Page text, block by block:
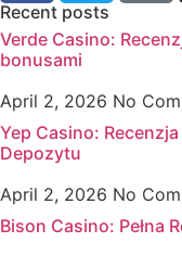
Recent posts
Verde Casino:
bonusami
April 2, 2026 No
Yep Casino:
Depozytu
April 2, 2026 No
Bison Casino: Pełna